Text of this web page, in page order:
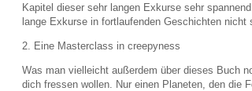
Kapitel dieser sehr langen Exkurse sehr
lange Exkurse in fortlaufenden Geschichten
2. Eine Masterclass in creepyness
Was man vielleicht außerdem über dieses Buch
dich fressen wollen. Nur einen Planeten, den die